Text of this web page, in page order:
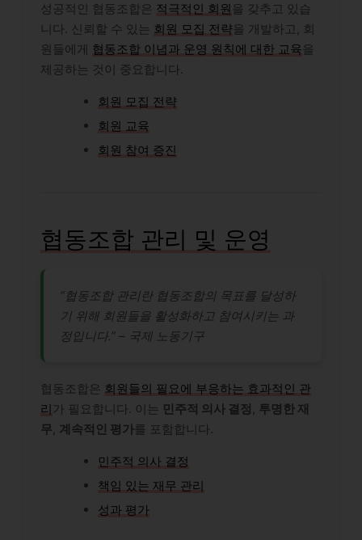
성공적인 협동조합은 적극적인 회원을 갖추고 있습
니다. 신뢰할 수 있는 회원 모집 전략을 개발하고, 회
원들에게 협동조합 이념과 운영 원칙에 대한 교육을
제공하는 것이 중요합니다.
회원 모집 전략
회원 교육
회원 참여 증진
협동조합 관리 및 운영
“협동조합 관리란 협동조합의 목표를 달성하
기 위해 회원들을 활성화하고 참여시키는 과
정입니다.” – 국제 노동기구
협동조합은 회원들의 필요에 부응하는 효과적인 관
리 가 필요합니다. 이는 민주적 의사 결정 , 투명한 재
무, 계속적인 평가를 포함합니다.
민주적 의사 결정
책임 있는 재무 관리
성과 평가